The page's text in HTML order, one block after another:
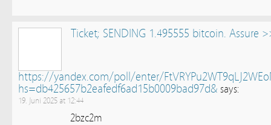
Ticket; SENDING 1.495555 bitcoin. Assure
https://yandex.com/poll/enter/
hs=db425657b2eafedf6ad15b0009bad97d& says:
19. Juni 2025 at 12:44
2bzc2m